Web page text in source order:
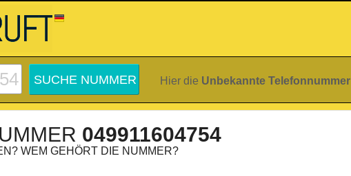
Hier die Unbekannte Telefonnummer
049911604754
WEM GEHÖRT DIE NUMMER?